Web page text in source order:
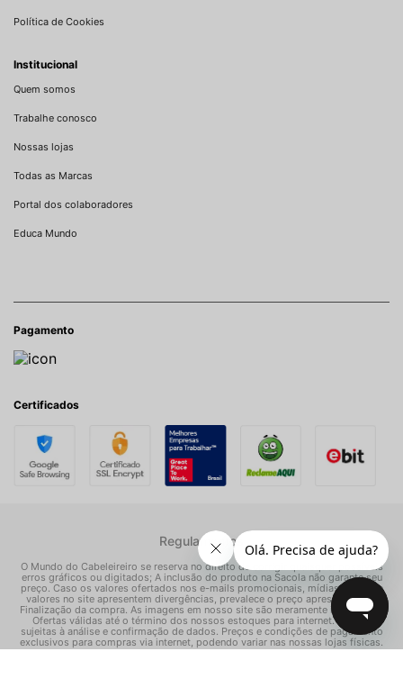
Política de Cookies
Institucional
Quem somos
Trabalhe conosco
Nossas lojas
Todas as Marcas
Portal dos colaboradores
Educa Mundo
Pagamento
Certificados
Regulamentos
O Mundo do Cabeleireiro se reserva no direito de corrigir quaisquer possíveis
erros gráficos ou digitados; A inclusão do produto na Sacola não garante seu
preço. Caso os valores ofertados nos e-mails promocionais, mídias sociais e
valores no site apresentem divergências, prevalece o preço apresentado na
Finalização da compra. As imagens em nosso site são meramente ilustrativas.
Ofertas válidas até o término dos nossos estoques para internet. Vendas
sujeitas à análise e confirmação de dados. Preços e condições de pagamento
exclusivos para compras via internet, podendo variar nas nossas lojas físicas.